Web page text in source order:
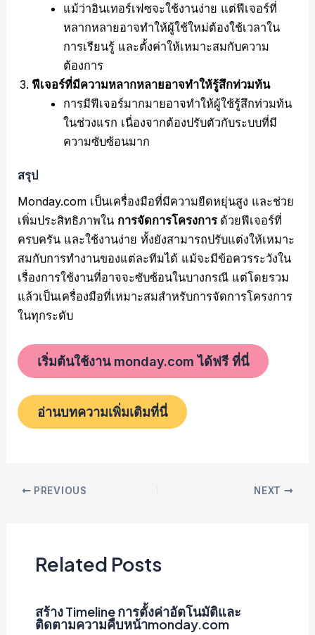
แม้ว่าอินเทอร์เฟซจะใช้งานง่าย แต่ฟีเจอร์ที่
หลากหลายอาจทำให้ผู้ใช้ใหม่ต้องใช้เวลาใน
การเรียนรู้ และตั้งค่าให้เหมาะสมกับความ
ต้องการ
ฟีเจอร์ที่มีความหลากหลายอาจทำให้รู้สึกท่วมท้น
การมีฟีเจอร์มากมายอาจทำให้ผู้ใช้รู้สึกท่วมท้น
ในช่วงแรก เนื่องจากต้องปรับตัวกับระบบที่มี
ความซับซ้อนมาก
สรุป
Monday.com เป็นเครื่องมือที่มีความยืดหยุ่นสูง และช่วย
เพิ่มประสิทธิภาพใน การจัดการโครงการ ด้วยฟีเจอร์ที่
ครบครัน และใช้งานง่าย ทั้งยังสามารถปรับแต่งให้เหมาะ
สมกับการทำงานของแต่ละทีมได้ แม้จะมีข้อควรระวังใน
เรื่องการใช้งานที่อาจจะซับซ้อนในบางกรณี แต่โดยรวม
แล้วเป็นเครื่องมือที่เหมาะสมสำหรับการจัดการโครงการ
ในทุกระดับ
เริ่มต้นใช้งาน monday.com ได้ฟรี ที่นี่
อ่านบทความเพิ่มเติมที่นี่
Post PREVIOUS NEXT
Related Posts
สร้าง Timeline การตั้งค่าอัตโนมัติและ
ติดตามความคืบหน้าmonday.com